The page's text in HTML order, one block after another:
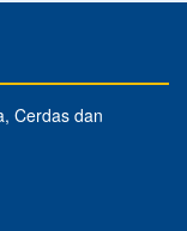
Cerdas dan